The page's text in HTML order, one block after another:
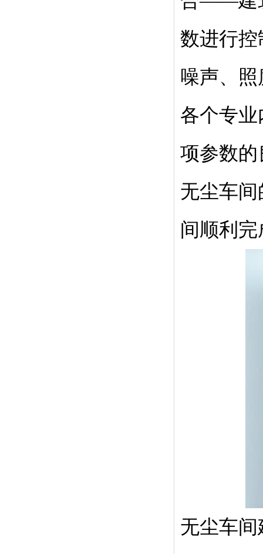
数进行
噪声、
各个专
项参数
无尘车
间顺利完
无尘车